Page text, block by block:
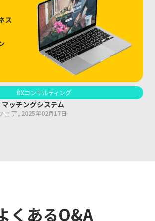
DXコンサルティング
ッチングシステム
ェア, 2025年02月17日
くあるQ&A